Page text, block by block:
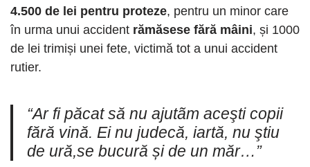
4.500 de lei pentru proteze, pentru un minor care
în urma unui accident rămăsese fără mâini, și 1000
de lei trimiși unei fete, victimă tot a unui accident
rutier.
“Ar fi păcat să nu ajutãm aceşti copii
fără vină. Ei nu judecă, iartă, nu ştiu
de ură,se bucură și de un măr…”